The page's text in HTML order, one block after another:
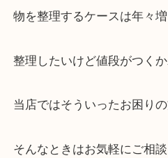
・ご相談はお気軽に